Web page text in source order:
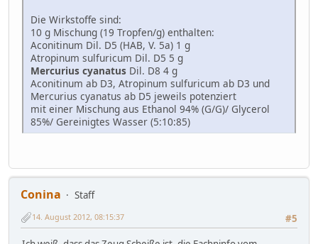
Die Wirkstoffe sind:
10 g Mischung (19 Tropfen/g) enthalten:
Aconitinum Dil. D5 (HAB, V. 5a) 1 g
Atropinum sulfuricum Dil. D5 5 g
Mercurius cyanatus Dil. D8 4 g
Aconitinum ab D3, Atropinum sulfuricum ab D3 und
Mercurius cyanatus ab D5 jeweils potenziert
mit einer Mischung aus Ethanol 94% (G/G)/ Glycerol
85%/ Gereinigtes Wasser (5:10:85)
Conina
Staff
#5
14. August 2012, 08:15:37